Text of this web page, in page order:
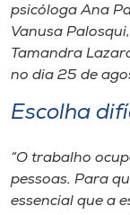
psicóloga Ana
Vanusa
Tamandra
no dia 25 de
Escolha
“O trabalho
pessoas. Para
essencial que a